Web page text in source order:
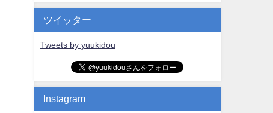
ツイッター
Tweets by yuukidou
Instagram